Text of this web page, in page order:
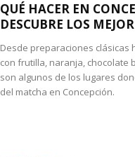
QUÉ HACER EN
DESCUBRE LOS
Desde preparaciones clásicas
con frutilla, naranja, chocolate
son algunos de los lugares
del matcha en Concepción.